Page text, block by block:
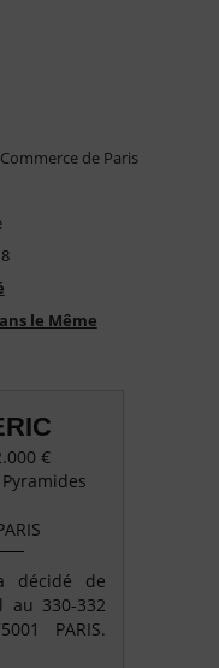
de Paris
le Même
€
décidé de
au 330-332
PARIS.